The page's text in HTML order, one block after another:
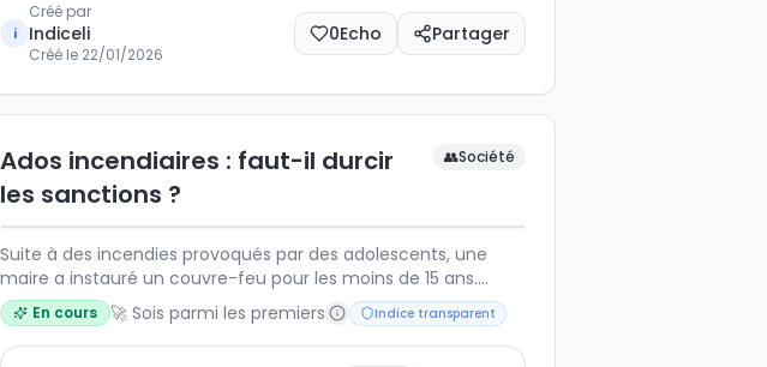
i
Créé par
Indiceli
Créé le 22/01/2026
0Echo Partager
Ados incendiaires : faut-il durcir
les sanctions ?
👥Société
Suite à des incendies provoqués par des adolescents, une
maire a instauré un couvre-feu pour les moins de 15 ans.
Faut-il aller plus loin ou adopter d'autres approches pour
prévenir ces actes et responsabiliser les jeunes ?
En cours 🚀 Sois parmi les premiers Indice transparent